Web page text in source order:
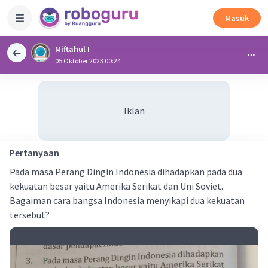
Masuk
Miftahul I
05 Oktober 2023 00:24
Iklan
Pertanyaan
Pada masa Perang Dingin Indonesia dihadapkan pada dua
kekuatan besar yaitu Amerika Serikat dan Uni Soviet.
Bagaiman cara bangsa Indonesia menyikapi dua kekuatan
tersebut?